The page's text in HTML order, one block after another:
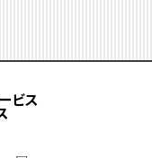
ビス